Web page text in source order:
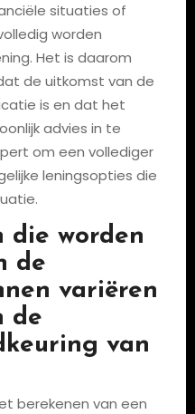
situaties of
worden
Het is daarom
de uitkomst van de
is en dat het
advies in te
om een vollediger
leningsopties die
die worden
de
variëren
de
van
berekenen van een